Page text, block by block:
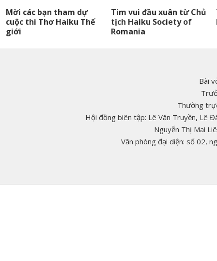
Mời các bạn tham dự
cuộc thi Thơ Haiku Thế
giới
Tim vui đầu xuân từ Chủ
tịch Haiku Society of
Romania
Bài
Thường
Hội đồng biên tập: Lê Văn Truyền, Lê
Nguyễn Thị Mai
Văn phòng đại diện: số 02,